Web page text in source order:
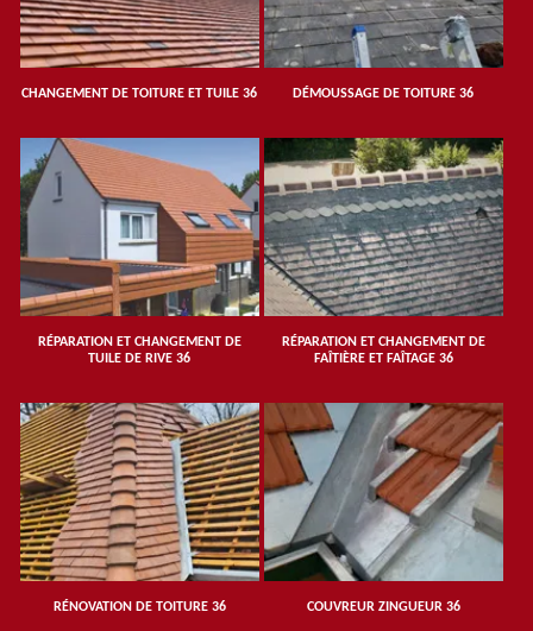
CHANGEMENT DE TOITURE ET TUILE 36 DÉMOUSSAGE DE TOITURE 36
RÉPARATION ET CHANGEMENT DE
TUILE DE RIVE 36
RÉPARATION ET CHANGEMENT DE
FAÎTIÈRE ET FAÎTAGE 36
RÉNOVATION DE TOITURE 36 COUVREUR ZINGUEUR 36